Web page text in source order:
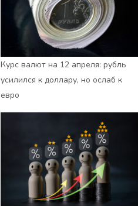
Курс валют на 12 апреля: рубль
усилился к доллару, но ослаб к
евро